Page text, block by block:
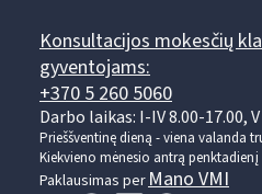
Konsultacijos mokesčių
gyventojams:
+370 5 260 5060
Darbo laikas: I-IV 8.00-17.00,
Prieššventinę dieną - viena valanda
Kiekvieno mėnesio antrą penktadienį
Paklausimas perMano VMI